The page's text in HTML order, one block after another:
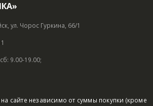
ул. Чорос Гуркина, 66/1
9.00-19.00;
на сайте независимо от суммы покупки (кроме